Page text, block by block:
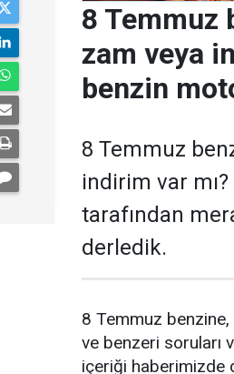
8 Temmuz
zam veya
benzin
8 Temmuz
indirim var
tarafından
derledik.
8 Temmuz
ve benzeri soruları
içeriği haberimizde